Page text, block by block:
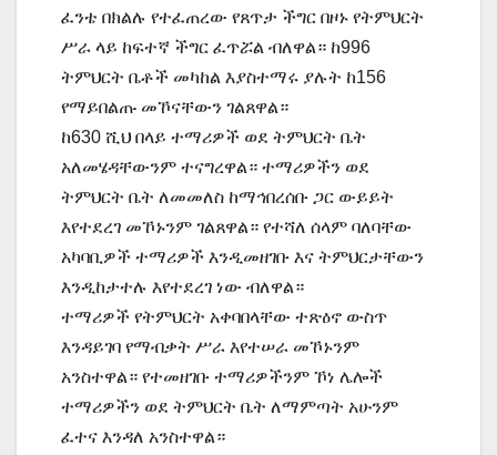
ፈንቴ በክልሉ የተፈጠረው የጸጥታ ችግር በዞኑ የትምህርት
ሥራ ላይ ከፍተኛ ችግር ፈጥሯል ብለዋል። ከ996
ትምህርት ቤቶች መካከል እያስተማሩ ያሉት ከ156
የማይበልጡ መኾናቸውን ገልጸዋል።
ከ630 ሺህ በላይ ተማሪዎች ወደ ትምህርት ቤት
አለመሄዳቸውንም ተናግረዋል። ተማሪዎችን ወደ
ትምህርት ቤት ለመመለስ ከማኅበረሰቡ ጋር ውይይት
እየተደረገ መኾኑንም ገልጸዋል። የተሻለ ሰላም ባለባቸው
አካባቢዎች ተማሪዎች እንዲመዘገቡ እና ትምህርታቸውን
እንዲከታተሉ እየተደረገ ነው ብለዋል።
ተማሪዎች የትምህርት አቀባበላቸው ተጽዕኖ ውስጥ
እንዳይገባ የማብቃት ሥራ እየተሠራ መኾኑንም
አንስተዋል። የተመዘገቡ ተማሪዎችንም ኾነ ሌሎች
ተማሪዎችን ወደ ትምህርት ቤት ለማምጣት አሁንም
ፈተና እንዳለ አንስተዋል።